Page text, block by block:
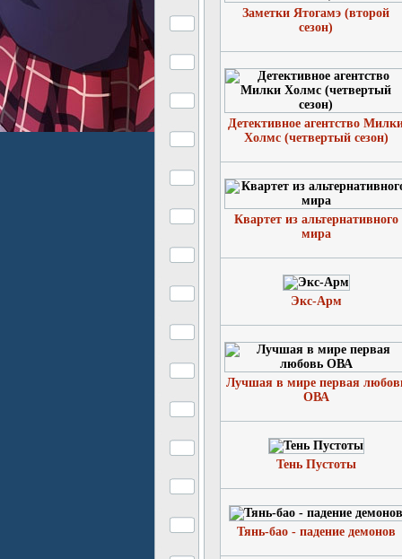
Заметки Ятогамэ (второй
сезон)
Детективное агентство
Холмс (четвертый сезон)
Квартет из альтернативного
мира
Экс-Арм
Лучшая в мире первая
ОВА
Тень Пустоты
Тянь-бао - падение демонов